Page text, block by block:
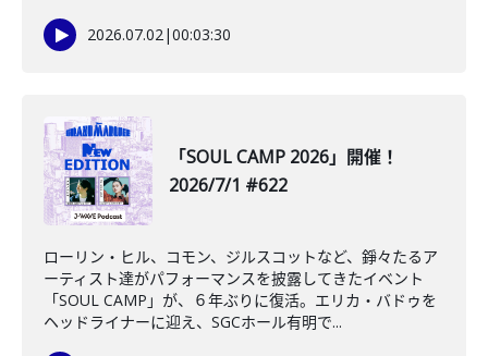
2026.07.02|00:03:30
「SOUL CAMP 2026」開催！
2026/7/1 #622
ローリン・ヒル、コモン、ジルスコットなど、錚々たるア
ーティスト達がパフォーマンスを披露してきたイベント
「SOUL CAMP」が、６年ぶりに復活。エリカ・バドゥを
ヘッドライナーに迎え、SGCホール有明で...